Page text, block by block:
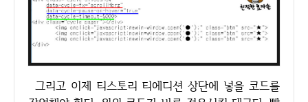
그리고 이제 티스토리 티에디션 상단에 넣을 코드를